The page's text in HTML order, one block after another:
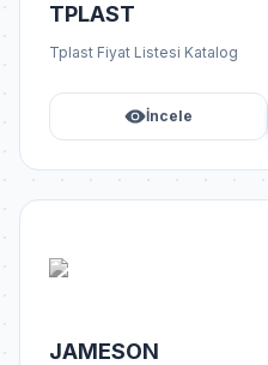
TPLAST
Tplast Fiyat Listesi Katalog
İncele
JAMESON